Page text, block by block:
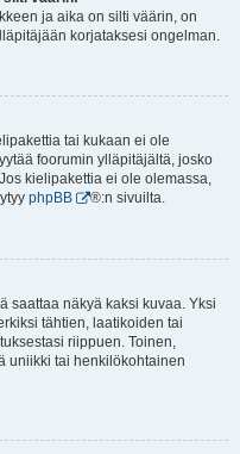
ja aika on silti väärin, on
korjataksesi ongelman.
tai kukaan ei ole
foorumin ylläpitäjältä, josko
kielipakettia ei ole olemassa,
phpBB ®:n sivuilta.
saattaa näkyä kaksi kuvaa. Yksi
tähtien, laatikoiden tai
riippuen. Toinen,
uniikki tai henkilökohtainen